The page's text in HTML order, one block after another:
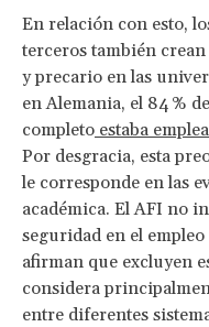
En relación con esto,
terceros también
y precario en las
en Alemania, el 84 %
completo estaba
Por desgracia, esta
le corresponde en las
académica. El AFI no
seguridad en el
afirman que excluyen
considera
entre diferentes